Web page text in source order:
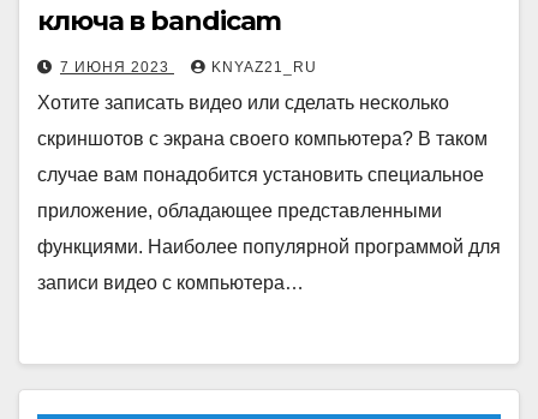
ключа в bandicam
7 ИЮНЯ 2023 KNYAZ21_RU
Хотите записать видео или сделать несколько
скриншотов с экрана своего компьютера? В таком
случае вам понадобится установить специальное
приложение, обладающее представленными
функциями. Наиболее популярной программой для
записи видео с компьютера…